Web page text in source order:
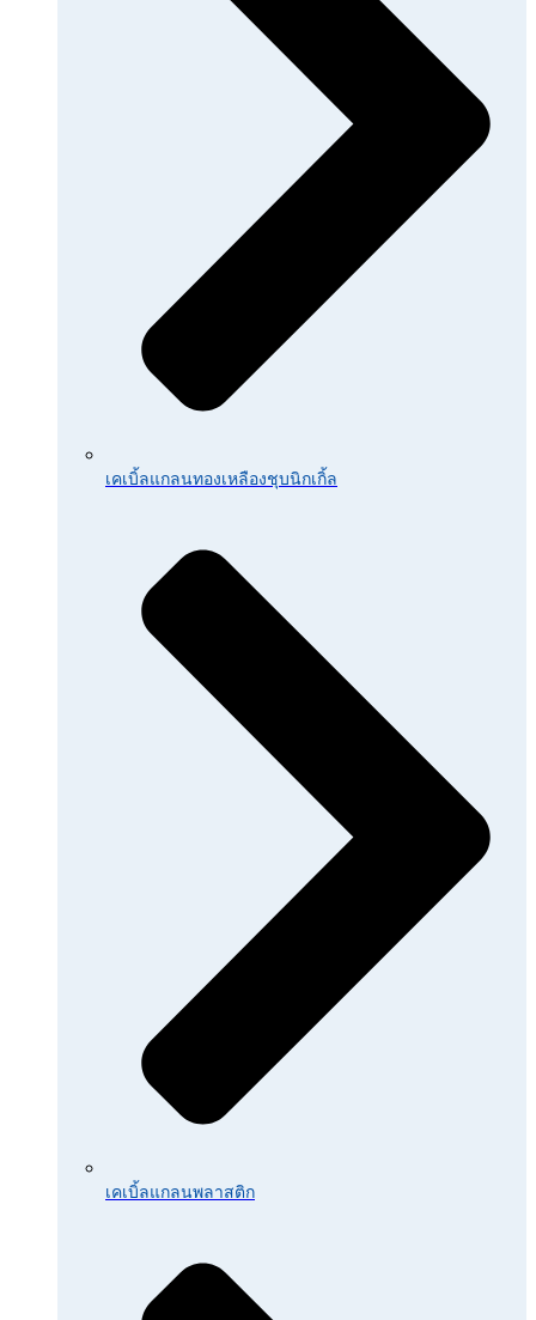
เคเบิ้ลแกลนทองเหลืองชุบนิกเกิ้ล
เคเบิ้ลแกลนพลาสติก